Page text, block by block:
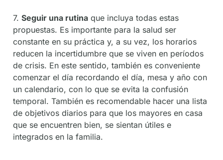
7. Seguir una rutina que incluya todas estas
propuestas. Es importante para la salud ser
constante en su práctica y, a su vez, los horarios
reducen la incertidumbre que se viven en períodos
de crisis. En este sentido, también es conveniente
comenzar el día recordando el día, mesa y año con
un calendario, con lo que se evita la confusión
temporal. También es recomendable hacer una lista
de objetivos diarios para que los mayores en casa
que se encuentren bien, se sientan útiles e
integrados en la familia.